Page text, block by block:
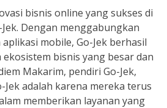
bisnis online yang sukses di
Dengan menggabungkan
mobile, Go-Jek berhasil
bisnis yang besar dan
Makarim, pendiri Go-Jek,
Jek adalah karena mereka terus
memberikan layanan yang